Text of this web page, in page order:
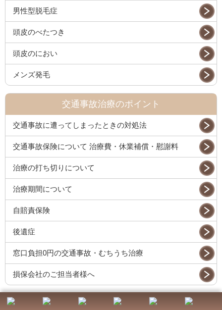
男性型脱毛症
頭皮のべたつき
頭皮のにおい
メンズ発毛
交通事故治療のポイント
交通事故に遭ってしまったときの対処法
交通事故保険について 治療費・休業補償・慰謝料
治療の打ち切りについて
治療期間について
自賠責保険
後遺症
窓口負担0円の交通事故・むちうち治療
損保会社のご担当者様へ
交通事故の医療機関との併用